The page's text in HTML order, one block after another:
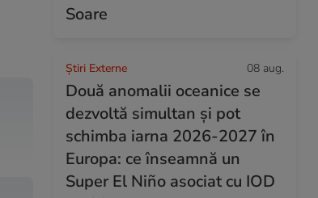
Soare
Știri Externe 08 aug.
Două anomalii oceanice se
dezvoltă simultan și pot
schimba iarna 2026-2027 în
Europa: ce înseamnă un
Super El Niño asociat cu IOD